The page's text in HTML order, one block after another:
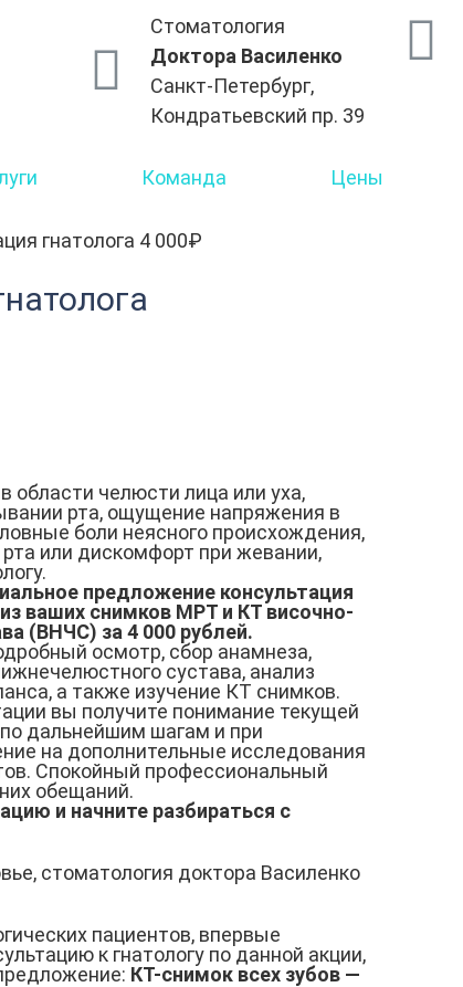
Стоматология
Доктора Василенко
Санкт-Петербург,
Кондратьевский пр. 39
Команда Цены
гнатолога 4 000₽
области челюсти лица или уха,
рта, ощущение напряжения в
боли неясного происхождения,
или дискомфорт при жевании,
предложение консультация
ваших снимков МРТ и КТ височно-
(ВНЧС) за 4 000 рублей.
осмотр, сбор анамнеза,
сустава, анализ
а также изучение КТ снимков.
вы получите понимание текущей
дальнейшим шагам и при
на дополнительные исследования
Спокойный профессиональный
обещаний.
и начните разбираться с
стоматология доктора Василенко
пациентов, впервые
к гнатологу по данной акции,
КТ-снимок всех зубов —